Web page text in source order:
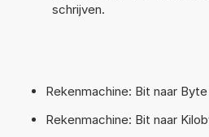
schrijven.
Rekenmachine: Bit naar
Rekenmachine: Bit naar